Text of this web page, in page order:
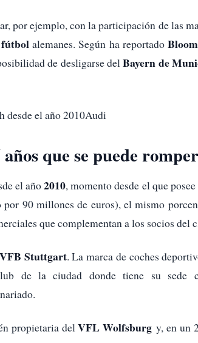
por ejemplo, con la participación de las
fútbol alemanes. Según ha reportado
de desligarse del Bayern de
desde el año 2010Audi
que se puede romper
el año2010, momento desde el que posee
90 millones de euros), el mismo
que complementan a los socios del
VFB Stuttgart. La marca de coches
de la ciudad donde tiene su sede
propietaria delVFL Wolfsburgy, en un